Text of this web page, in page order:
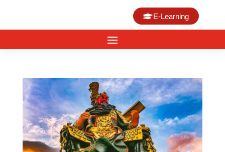
E-Learning